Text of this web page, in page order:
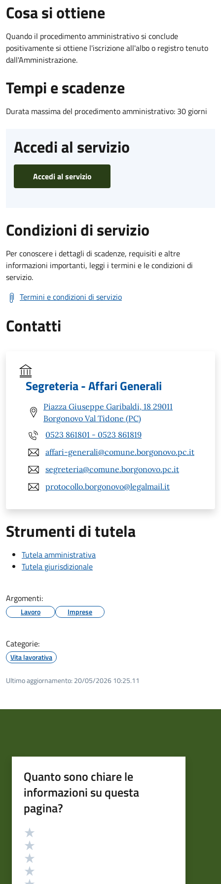
Cosa si ottiene
Quando il procedimento amministrativo si conclude
positivamente si ottiene l'iscrizione all'albo o registro tenuto
dall'Amministrazione.
Tempi e scadenze
Durata massima del procedimento amministrativo: 30 giorni
Accedi al servizio
Accedi al servizio
Condizioni di servizio
Per conoscere i dettagli di scadenze, requisiti e altre
informazioni importanti, leggi i termini e le condizioni di
servizio.
Termini e condizioni di servizio
Contatti
Segreteria - Affari Generali
Piazza Giuseppe Garibaldi, 18 29011
Borgonovo Val Tidone (PC)
0523 861801 - 0523 861819
affari-generali@comune.borgonovo.pc.it
segreteria@comune.borgonovo.pc.it
protocollo.borgonovo@legalmail.it
Strumenti di tutela
Tutela amministrativa
Tutela giurisdizionale
Argomenti:
Lavoro Imprese
Categorie:
Vita lavorativa
Ultimo aggiornamento: 20/05/2026 10:25.11
Quanto sono chiare le
informazioni su questa
pagina?
Valutazione